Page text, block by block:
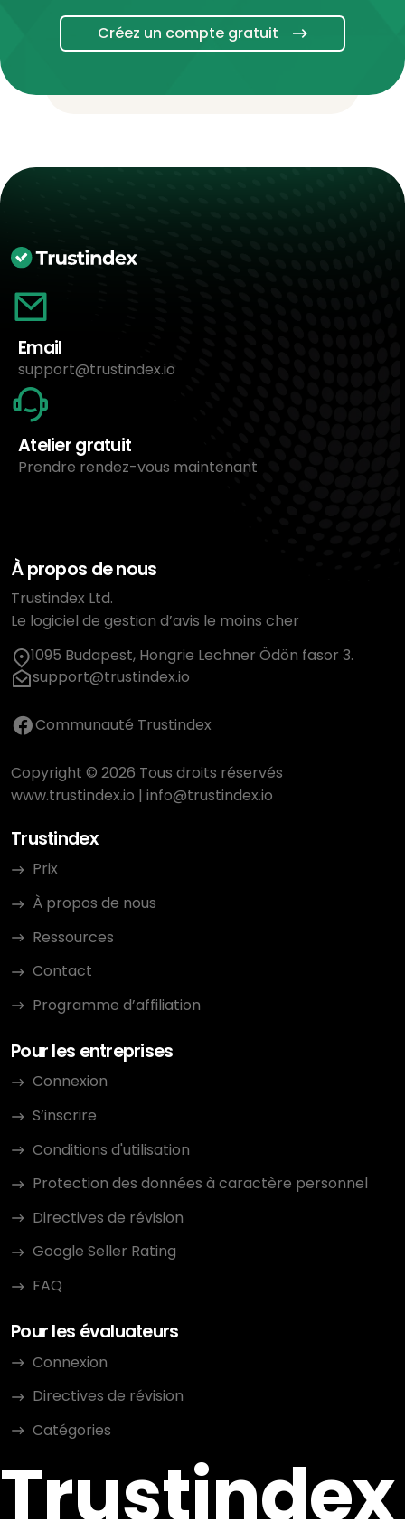
Créez un compte gratuit
Email
support@trustindex.io
Atelier gratuit
Prendre rendez-vous maintenant
À propos de nous
Trustindex Ltd.
Le logiciel de gestion d’avis le moins cher
1095 Budapest, Hongrie Lechner Ödön fasor 3.
support@trustindex.io
Communauté Trustindex
Copyright © 2026 Tous droits réservés
www.trustindex.io | info@trustindex.io
Trustindex
Prix
À propos de nous
Ressources
Contact
Programme d’affiliation
Pour les entreprises
Connexion
S’inscrire
Conditions d'utilisation
Protection des données à caractère personnel
Directives de révision
Google Seller Rating
FAQ
Pour les évaluateurs
Connexion
Directives de révision
Catégories
Trustindex